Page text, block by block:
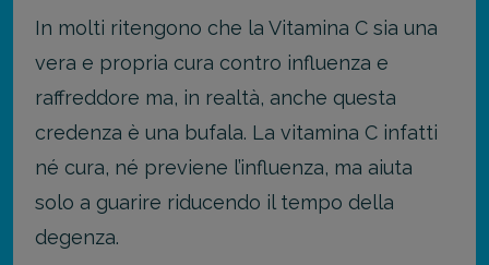
In molti ritengono che la Vitamina C sia una
vera e propria cura contro influenza e
raffreddore ma, in realtà, anche questa
credenza è una bufala. La vitamina C infatti
né cura, né previene l’influenza, ma aiuta
solo a guarire riducendo il tempo della
degenza.